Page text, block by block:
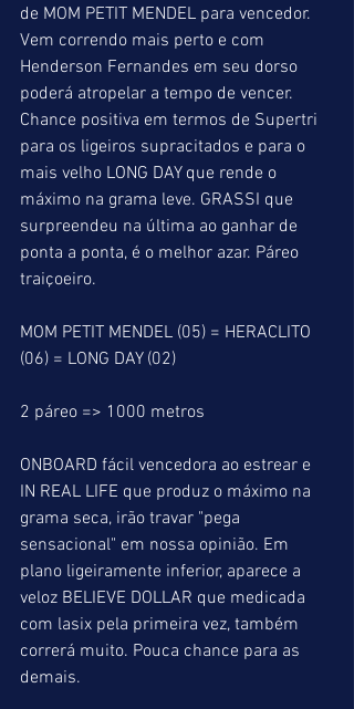
de MOM PETIT MENDEL para vencedor.
Vem correndo mais perto e com
Henderson Fernandes em seu dorso
poderá atropelar a tempo de vencer.
Chance positiva em termos de Supertri
para os ligeiros supracitados e para o
mais velho LONG DAY que rende o
máximo na grama leve. GRASSI que
surpreendeu na última ao ganhar de
ponta a ponta, é o melhor azar. Páreo
traiçoeiro.
MOM PETIT MENDEL (05) = HERACLITO
(06) = LONG DAY (02)
2 páreo => 1000 metros
ONBOARD fácil vencedora ao estrear e
IN REAL LIFE que produz o máximo na
grama seca, irão travar "pega
sensacional" em nossa opinião. Em
plano ligeiramente inferior, aparece a
veloz BELIEVE DOLLAR que medicada
com lasix pela primeira vez, também
correrá muito. Pouca chance para as
demais.